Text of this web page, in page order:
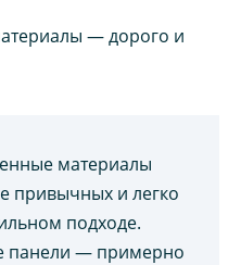
— дорого и
материалы
привычных и легко
подходе.
панели — примерно